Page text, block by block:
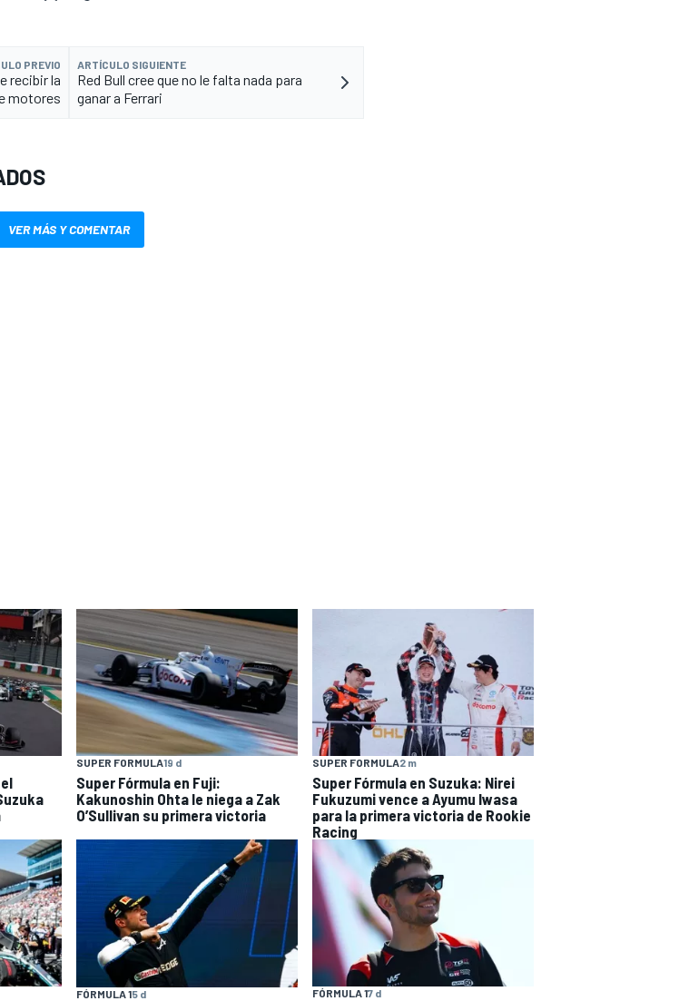
PREVIO
recibir la
motores
ARTÍCULO SIGUIENTE
Red Bull cree que no le falta nada para
ganar a Ferrari
VER MÁS Y COMENTAR
SUPER FORMULA19 d
Super Fórmula en Fuji:
Kakunoshin Ohta le niega a Zak
O’Sullivan su primera victoria
SUPER FORMULA2 m
Super Fórmula en Suzuka: Nirei
Fukuzumi vence a Ayumu Iwasa
para la primera victoria de Rookie
Racing
FÓRMULA 15 d FÓRMULA 17 d